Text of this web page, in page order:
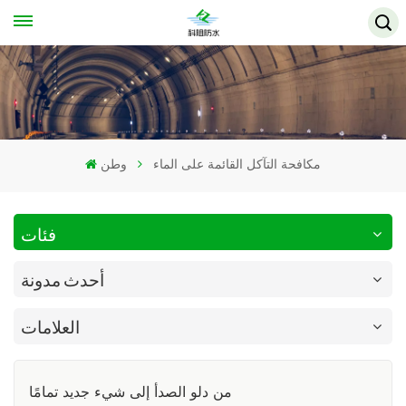
وطن مكافحة التآكل القائمة على الماء
فئات
أحدث مدونة
العلامات
من دلو الصدأ إلى شيء جديد تمامًا